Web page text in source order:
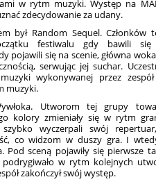
w rytm muzyki. Występ na
zdecydowanie za udany.
był Random Sequel.
festiwalu gdy bawili
pojawili się na scenie, główna
serwując jej suchar.
wykonywanej przez
muzyki.
Utworom tej grupy
kolory zmieniały się w rytm
wyczerpali swój
co widzom w duszy gra. I
Pod sceną pojawiły się pierwsze
w rytm kolejnych
zakończył swój występ.